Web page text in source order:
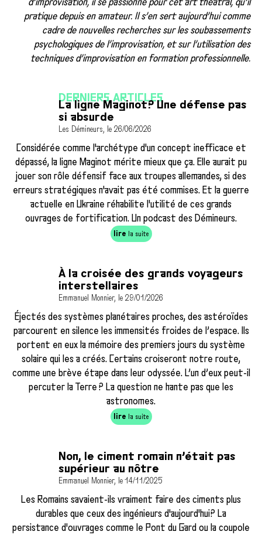
pratique depuis en amateur. Il s’en sert aujourd’hui comme
cadre de nouvelles recherches sur les soubassements
psychologiques de l’improvisation, et sur l’utilisation des
techniques d’improvisation en formation professionnelle.
DERNIERS ARTICLES
La ligne Maginot? Une défense pas
si absurde
Les Démineurs, le 26/06/2026
Considérée comme l'archétype d'un concept inefficace et
dépassé, la ligne Maginot mérite mieux que ça. Elle aurait pu
jouer son rôle défensif face aux troupes allemandes, si des
erreurs stratégiques n'avait pas été commises. Et la guerre
actuelle en Ukraine réhabilite l'utilité de ces grands
ouvrages de fortification. Un podcast des Démineurs.
lire la suite
À la croisée des grands voyageurs
interstellaires
Emmanuel Monnier, le 29/01/2026
Éjectés des systèmes planétaires proches, des astéroïdes
parcourent en silence les immensités froides de l’espace. Ils
portent en eux la mémoire des premiers jours du système
solaire qui les a créés. Certains croiseront notre route,
comme une brève étape dans leur odyssée. L’un d’eux peut-il
percuter la Terre ? La question ne hante pas que les
astronomes.
lire la suite
Non, le ciment romain n’était pas
supérieur au nôtre
Emmanuel Monnier, le 14/11/2025
Les Romains savaient-ils vraiment faire des ciments plus
durables que ceux des ingénieurs d'aujourd'hui? La
persistance d'ouvrages comme le Pont du Gard ou la coupole